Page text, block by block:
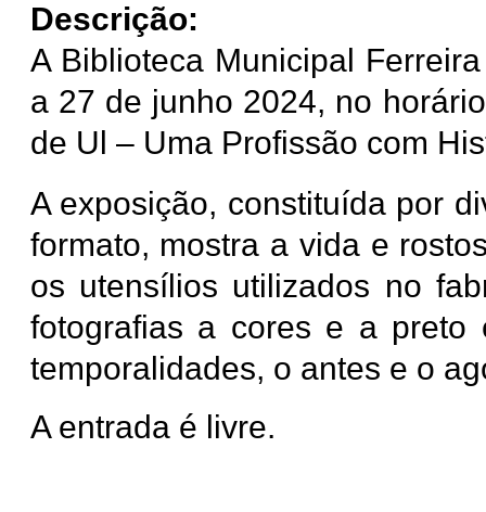
Descrição:
A Biblioteca Municipal
a 27 de junho 2024, no
de Ul – Uma Profissão com
A exposição, constituída por
formato, mostra a vida e
os utensílios utilizados no
fotografias a cores e a preto
temporalidades, o antes e o
A entrada é livre.